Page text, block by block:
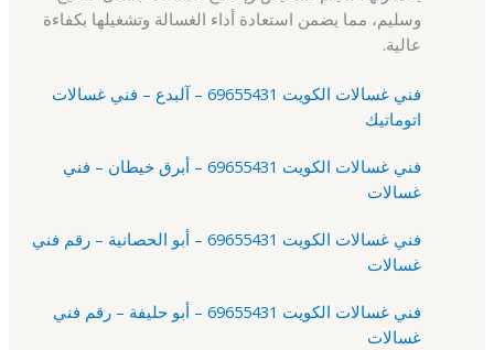
وسليم، مما يضمن استعادة أداء الغسالة وتشغيلها بكفاءة
عالية.
فني غسالات الكويت 69655431 – آلبدع – فني غسالات
اتوماتيك
فني غسالات الكويت 69655431 – أبرق خيطان – فني
غسالات
فني غسالات الكويت 69655431 – أبو الحصانية – رقم فني
غسالات
فني غسالات الكويت 69655431 – أبو حليفة – رقم فني
غسالات